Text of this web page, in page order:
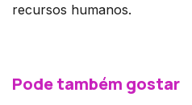
recursos humanos.
Pode também gostar